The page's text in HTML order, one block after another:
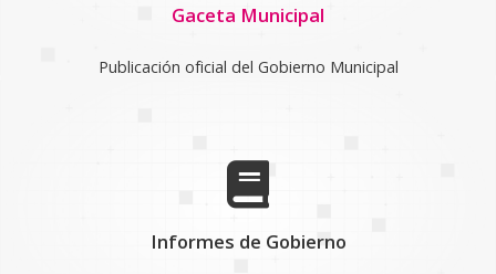
Gaceta Municipal
Publicación oficial del Gobierno Municipal
Informes de Gobierno